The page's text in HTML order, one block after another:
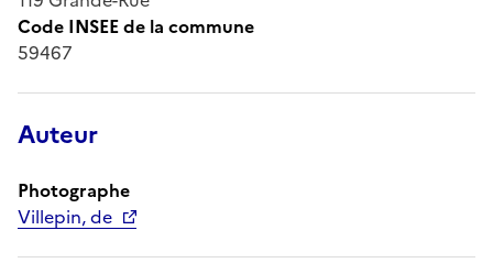
Code INSEE de la commune
59467
Auteur
Photographe
Villepin, de